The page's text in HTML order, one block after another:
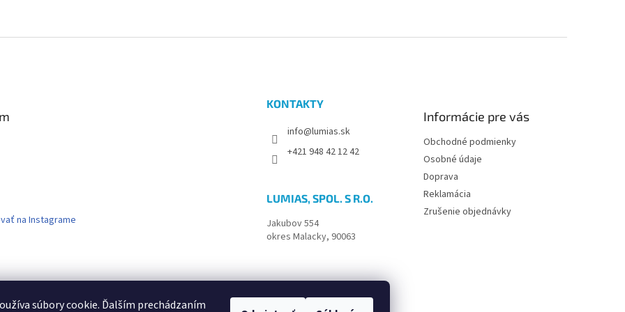
súbory cookie. Ďalším prechádzaním
na Instagrame
KONTAKTY
info@lumias.sk
+421 948 42 12 42
LUMIAS, SPOL. S R.O.
Jakubov 554
okres Malacky, 90063
Informácie pre vás
Obchodné podmienky
Osobné údaje
Doprava
Reklamácia
Zrušenie objednávky